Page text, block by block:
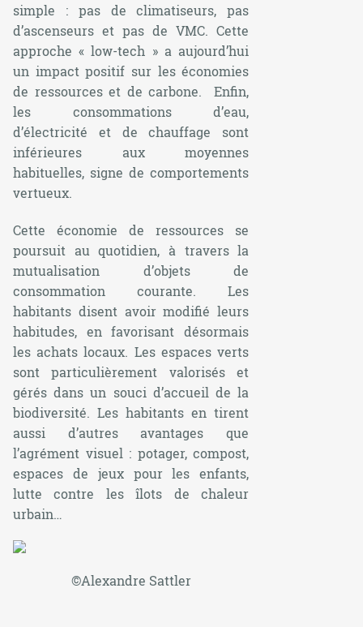
simple : pas de climatiseurs, pas
d’ascenseurs et pas de VMC. Cette
approche « low-tech » a aujourd’hui
un impact positif sur les économies
de ressources et de carbone. Enfin,
les consommations d’eau,
d’électricité et de chauffage sont
inférieures aux moyennes
habituelles, signe de comportements
vertueux.
Cette économie de ressources se
poursuit au quotidien, à travers la
mutualisation d’objets de
consommation courante. Les
habitants disent avoir modifié leurs
habitudes, en favorisant désormais
les achats locaux. Les espaces verts
sont particulièrement valorisés et
gérés dans un souci d’accueil de la
biodiversité. Les habitants en tirent
aussi d’autres avantages que
l’agrément visuel : potager, compost,
espaces de jeux pour les enfants,
lutte contre les îlots de chaleur
urbain…
©Alexandre Sattler